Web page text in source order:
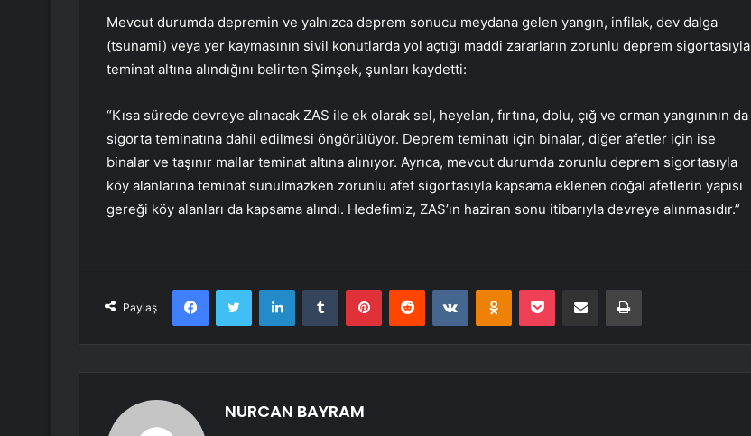
Mevcut durumda depremin ve yalnızca deprem sonucu meydana gelen yangın, infilak, dev dalga
(tsunami) veya yer kaymasının sivil konutlarda yol açtığı maddi zararların zorunlu deprem sigortasıyla
teminat altına alındığını belirten Şimşek, şunları kaydetti:
“Kısa sürede devreye alınacak ZAS ile ek olarak sel, heyelan, fırtına, dolu, çığ ve orman yangınının da
sigorta teminatına dahil edilmesi öngörülüyor. Deprem teminatı için binalar, diğer afetler için ise
binalar ve taşınır mallar teminat altına alınıyor. Ayrıca, mevcut durumda zorunlu deprem sigortasıyla
köy alanlarına teminat sunulmazken zorunlu afet sigortasıyla kapsama eklenen doğal afetlerin yapısı
gereği köy alanları da kapsama alındı. Hedefimiz, ZAS’ın haziran sonu itibarıyla devreye alınmasıdır.”
Paylaş
FacebookTwitter LinkedInTumblr PinterestReddit VKontakteOdnoklassniki
Pocket E-Posta ile paylaş Yazdır
NURCAN BAYRAM